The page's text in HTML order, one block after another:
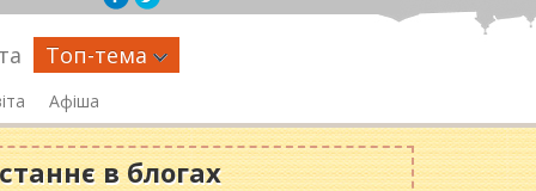
Топ-тема
Афіша
в блогах